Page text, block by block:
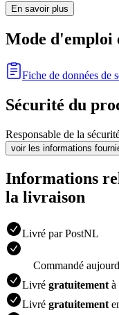
En savoir plus
Mode d'emploi
Fiche de données de
Sécurité du
Responsable de la
voir les informations
Informations
la livraison
Livré par PostNL
Commandé
Livré gratuitement à
Livré gratuitement